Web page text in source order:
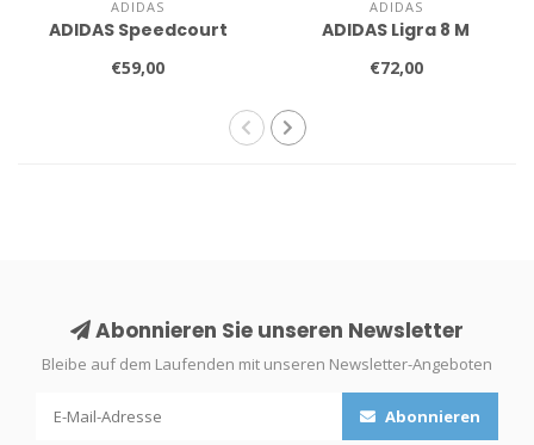
ADIDAS
ADIDAS Speedcourt
€59,00
ADIDAS
ADIDAS Ligra 8 M
€72,00
Abonnieren Sie unseren Newsletter
Bleibe auf dem Laufenden mit unseren Newsletter-Angeboten
Abonnieren